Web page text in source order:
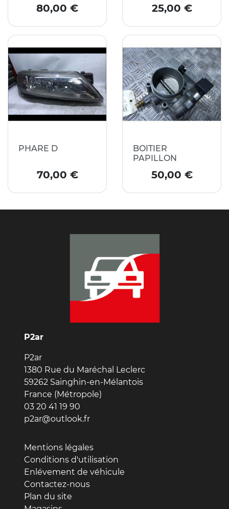
Prix
80,00 € Prix
25,00 €
PHARE D
Prix
70,00 €
BOITIER
PAPILLON
Prix
50,00 €
P2ar
P2ar
1380 Rue du Maréchal Leclerc
59262 Sainghin-en-Mélantois
France (Métropole)
03 20 41 19 90
p2ar@outlook.fr
Mentions légales
Conditions d'utilisation
Enlévement de véhicule
Contactez-nous
Plan du site